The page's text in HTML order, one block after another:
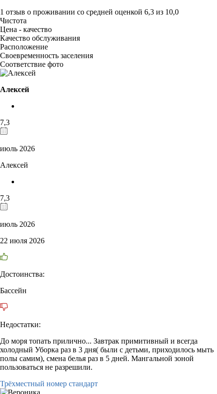
1 отзыв о проживании со средней оценкой 6,3 из 10,0
Чистота
Цена - качество
Качество обслуживания
Расположение
Своевременность заселения
Соответствие фото
Алексей
7,3
июль 2026
Алексей
7,3
июль 2026
22 июля 2026
Достоинства:
Бассейн
Недостатки:
До моря топать прилично... Завтрак примитивный и всегда
холодный Уборка раз в 3 дня( были с детьми, приходилось мыть
полы самим), смена белья раз в 5 дней. Мангальной зоной
пользоваться не разрешили.
Трёхместный номер стандарт